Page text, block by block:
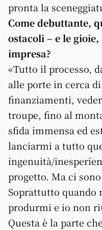
pronta la
Come debuttante,
ostacoli – e le
impresa?
«Tutto il processo,
alle porte in cerca
finanziamenti,
troupe, fino al
sfida immensa ed
lanciarmi a tutto
ingenuità/
progetto. Ma ci
Soprattutto quando
produrmi e io non
Questa è la parte